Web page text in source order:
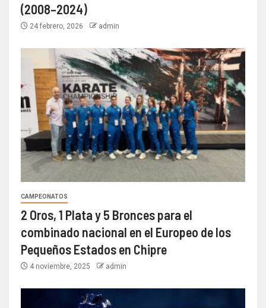
(2008–2024)
24 febrero, 2026 admin
CAMPEONATOS
2 Oros, 1 Plata y 5 Bronces para el
combinado nacional en el Europeo de los
Pequeños Estados en Chipre
4 noviembre, 2025 admin